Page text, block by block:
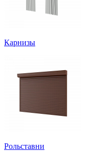
Карнизы
Рольставни